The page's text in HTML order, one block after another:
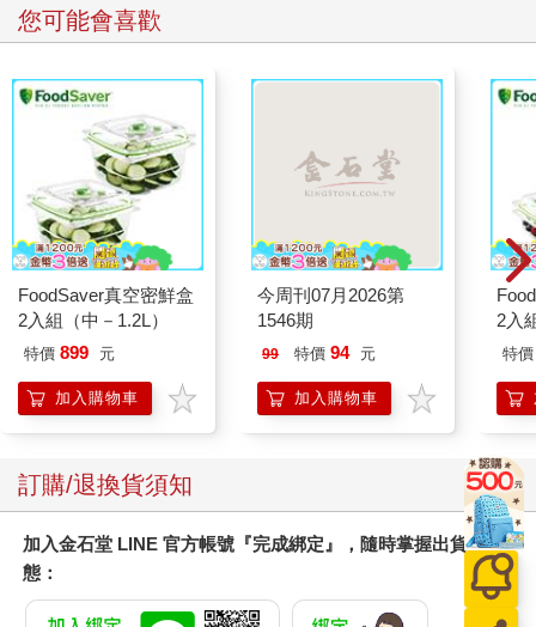
您可能會喜歡
FoodSaver真空密鮮盒
2入組（中－1.2L）
特價 899 元
加入購物車
今周刊07月2026第
1546期
99 特價 94 元
加入購物車
2入
特價
訂購/退換貨須知
加入金石堂 LINE 官方帳號『完成綁定』，隨時掌握出貨動
態：